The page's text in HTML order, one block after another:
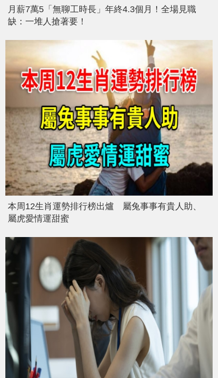
月薪7萬5「無聊工時長」年終4.3個月！全場見職
缺：一堆人搶著要！
本周12生肖運勢排行榜出爐 屬兔事事有貴人助、
屬虎愛情運甜蜜